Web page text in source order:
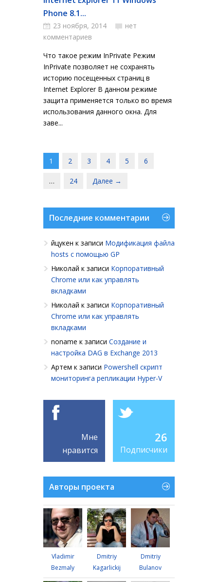
Phone 8.1...
23 ноября, 2014
нет
комментариев
Что такое режим InPrivate Режим
InPrivate позволяет не сохранять
историю посещенных страниц в
Internet Explorer В данном режиме
защита применяется только во время
использования данного окна. Для
заве...
1 2 3 4 5 6
… 24 Далее →
Последние комментарии
йцукен к записи Модификация файла
hosts с помощью GP
Николай к записи Корпоративный
Chrome или как управлять
вкладками
Николай к записи Корпоративный
Chrome или как управлять
вкладками
noname к записи Создание и
настройка DAG в Exchange 2013
Артем к записи Powershell cкрипт
мониторинга репликации Hyper-V
Мне
нравится
26
Подписчики
Авторы проекта
Vladimir
Bezmaly
Dmitriy
Kagarlickij
Dmitriy
Bulanov